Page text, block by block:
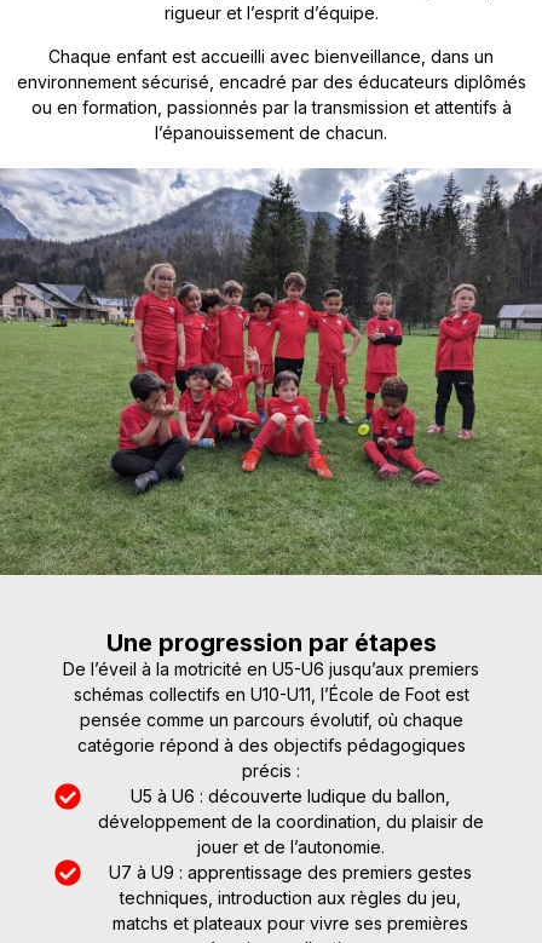
rigueur et l’esprit d’équipe.
Chaque enfant est accueilli avec bienveillance, dans un
environnement sécurisé, encadré par des éducateurs diplômés
ou en formation, passionnés par la transmission et attentifs à
l’épanouissement de chacun.
Une progression par étapes
De l’éveil à la motricité en U5-U6 jusqu’aux premiers
schémas collectifs en U10-U11, l’École de Foot est
pensée comme un parcours évolutif, où chaque
catégorie répond à des objectifs pédagogiques
précis :
U5 à U6 : découverte ludique du ballon,
développement de la coordination, du plaisir de
jouer et de l’autonomie.
U7 à U9 : apprentissage des premiers gestes
techniques, introduction aux règles du jeu,
matchs et plateaux pour vivre ses premières